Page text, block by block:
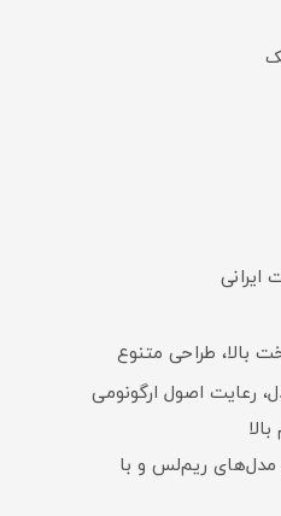
ایرانی
بالا، طراحی متنوع
رعایت اصول ارگونومی
مدل‌های ریم‌لس و با